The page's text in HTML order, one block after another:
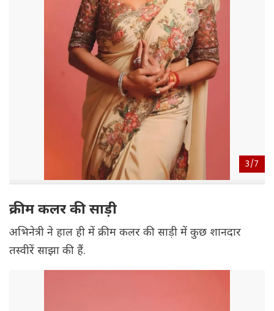
3/7
क्रीम कलर की साड़ी
अभिनेत्री ने हाल ही में क्रीम कलर की साड़ी में कुछ शानदार
तस्वीरें साझा की हैं.